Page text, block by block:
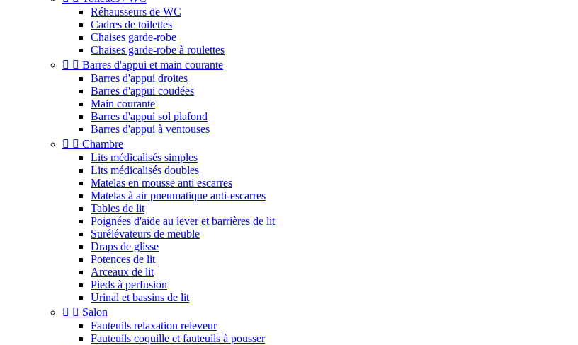
Réhausseurs de WC
Cadres de toilettes
Chaises garde-robe
Chaises garde-robe à roulettes
  Barres d'appui et main courante
Barres d'appui droites
Barres d'appui coudées
Main courante
Barres d'appui sol plafond
Barres d'appui à ventouses
  Chambre
Lits médicalisés simples
Lits médicalisés doubles
Matelas en mousse anti escarres
Matelas à air pneumatique anti-escarres
Tables de lit
Poignées d'aide au lever et barrières de lit
Surélévateurs de meuble
Draps de glisse
Potences de lit
Arceaux de lit
Pieds à perfusion
Urinal et bassins de lit
  Salon
Fauteuils relaxation releveur
Fauteuils coquille et fauteuils à pousser